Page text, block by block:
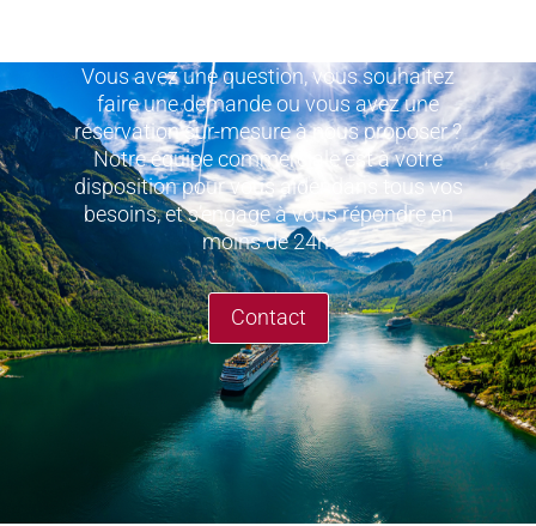
Vous avez une question, vous souhaitez
faire une demande ou vous avez une
réservation sur-mesure à nous proposer ?
Notre équipe commerciale est à votre
disposition pour vous aider dans tous vos
besoins, et s’engage à vous répondre en
moins de 24h.
Contact